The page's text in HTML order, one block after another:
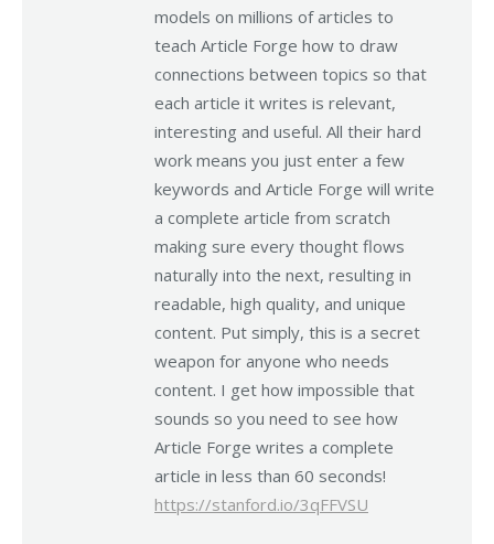
models on millions of articles to
teach Article Forge how to draw
connections between topics so that
each article it writes is relevant,
interesting and useful. All their hard
work means you just enter a few
keywords and Article Forge will write
a complete article from scratch
making sure every thought flows
naturally into the next, resulting in
readable, high quality, and unique
content. Put simply, this is a secret
weapon for anyone who needs
content. I get how impossible that
sounds so you need to see how
Article Forge writes a complete
article in less than 60 seconds!
https://stanford.io/3qFFVSU